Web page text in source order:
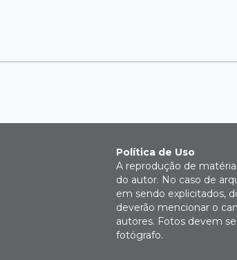
Política de Uso
A reprodução de
do autor. No caso de
em sendo explicitados,
deverão mencionar o
autores. Fotos devem
fotógrafo.